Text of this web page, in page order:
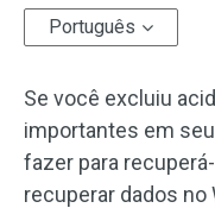
Português
Se você excluiu
importantes em
fazer para
recuperar dados